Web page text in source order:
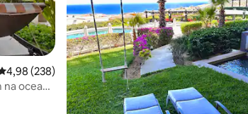
ocena: 4,98 na 5, liczba recenzji: 238
4,98 (238)
ocean |